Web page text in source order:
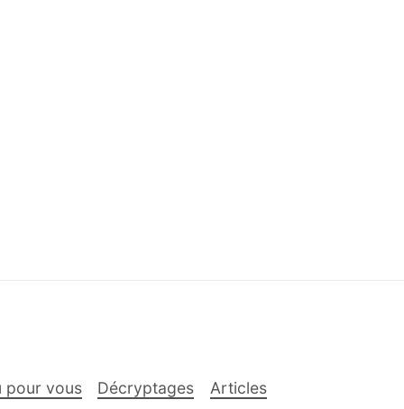
pour vous Décryptages
Articles